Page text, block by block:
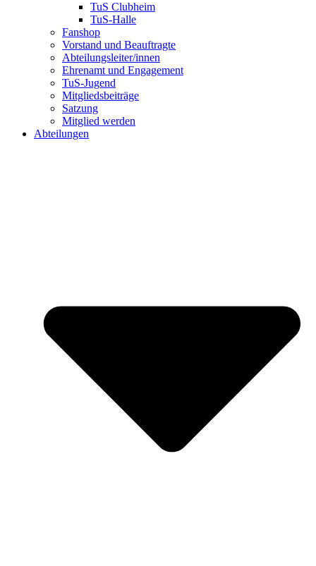
TuS Clubheim
TuS-Halle
Fanshop
Vorstand und Beauftragte
Abteilungsleiter/innen
Ehrenamt und Engagement
TuS-Jugend
Mitgliedsbeiträge
Satzung
Mitglied werden
Abteilungen